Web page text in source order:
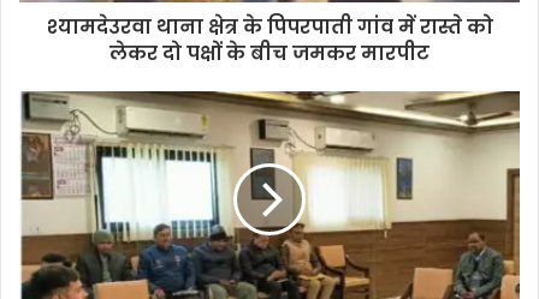
श्यामदेउरवा थाना क्षेत्र के पिपरपाती गांव में रास्ते को
लेकर दो पक्षों के बीच जमकर मारपीट